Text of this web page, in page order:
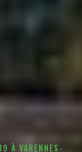
À VARENNES-